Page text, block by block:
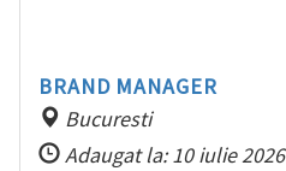
BRAND MANAGER
Bucuresti
Adaugat la: 10 iulie 2026